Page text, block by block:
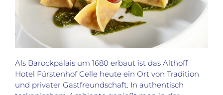
Als Barockpalais um 1680 erbaut ist das Althoff
Hotel Fürstenhof Celle heute ein Ort von Tradition
und privater Gastfreundschaft. In authentisch